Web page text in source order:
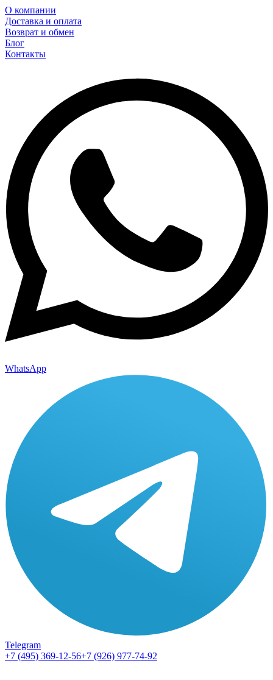
О компании
Доставка и оплата
Возврат и обмен
Блог
Контакты
WhatsApp
Telegram
+7 (495) 369-12-56+7 (926) 977-74-92